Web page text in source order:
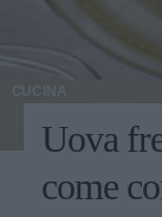
CUCINA
Uova
come